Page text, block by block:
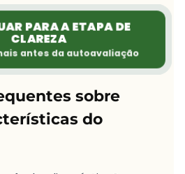
PARA A ETAPA DE
CLAREZA
antes da autoavaliação
sobre
do